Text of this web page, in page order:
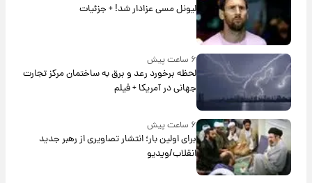
لیونل مسی عزادار شد! + جزئیات
۶ ساعت پیش
لحظه برخورد رعد و برق به ساختمان مرکز تجارت
جهانی در آمریکا + فیلم
۶ ساعت پیش
برای اولین بار؛ انتشار تصاویری از رهبر جدید
انقلاب/ویدیو